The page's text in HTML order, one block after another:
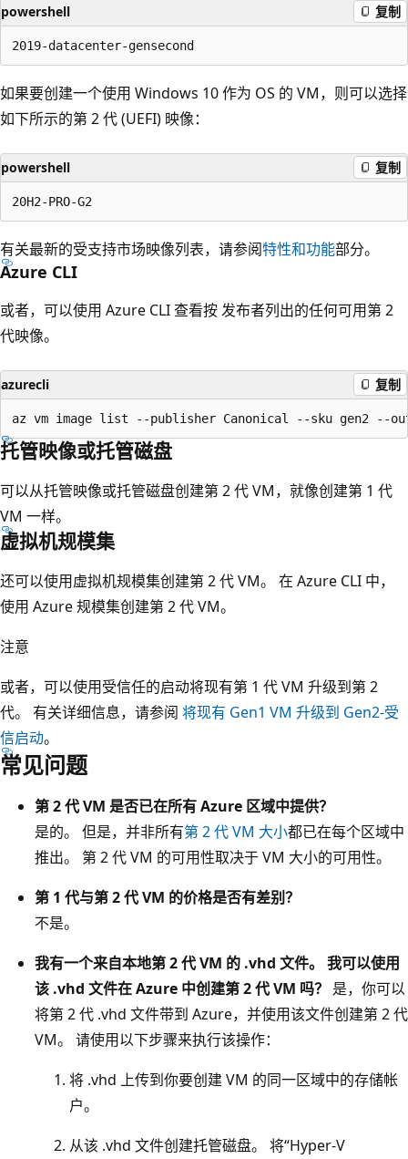
powershell 复制
如果要创建一个使用 Windows 10 作为 OS 的 VM，则可以选择
如下所示的第 2 代 (UEFI) 映像：
powershell 复制
有关最新的受支持市场映像列表，请参阅特性和功能部分。
Azure CLI
或者，可以使用 Azure CLI 查看按 发布者列出的任何可用第 2
代映像。
azurecli 复制
托管映像或托管磁盘
可以从托管映像或托管磁盘创建第 2 代 VM，就像创建第 1 代
VM 一样。
虚拟机规模集
还可以使用虚拟机规模集创建第 2 代 VM。 在 Azure CLI 中，
使用 Azure 规模集创建第 2 代 VM。
注意
或者，可以使用受信任的启动将现有第 1 代 VM 升级到第 2
代。 有关详细信息，请参阅 将现有 Gen1 VM 升级到 Gen2-受
信启动。
常见问题
第 2 代 VM 是否已在所有 Azure 区域中提供？
是的。 但是，并非所有第 2 代 VM 大小都已在每个区域中
推出。 第 2 代 VM 的可用性取决于 VM 大小的可用性。
第 1 代与第 2 代 VM 的价格是否有差别？
不是。
我有一个来自本地第 2 代 VM 的 .vhd 文件。 我可以使用
该 .vhd 文件在 Azure 中创建第 2 代 VM 吗？ 是，你可以
将第 2 代 .vhd 文件带到 Azure，并使用该文件创建第 2 代
VM。 请使用以下步骤来执行该操作：
将 .vhd 上传到你要创建 VM 的同一区域中的存储帐
户。
从该 .vhd 文件创建托管磁盘。 将“Hyper-V